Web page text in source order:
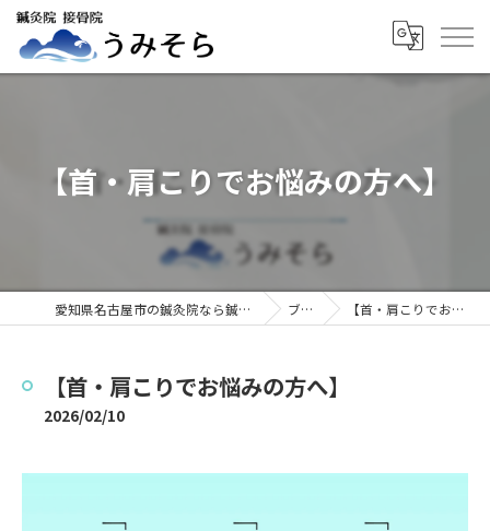
【首・肩こりでお悩みの方へ】
愛知県名古屋市の鍼灸院なら鍼灸院接骨院うみそら ブログ 【首・肩こりでお悩みの方へ】
【首・肩こりでお悩みの方へ】
2026/02/10